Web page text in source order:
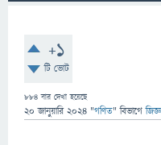
+1
টি ভোট
884 বার দেখা হয়েছে
20 জানুয়ারি 2024 "গণিত" বিভাগে